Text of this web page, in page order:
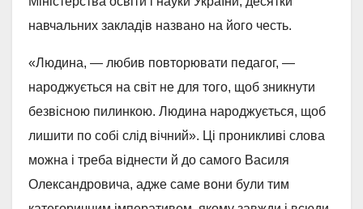
навчальних закладiв названо на його честь.
«Людина, — любив повторювати педагог, —
народжується на світ не для того, щоб зникнути
безвісною пилинкою. Людина народжується, щоб
лишити по собі слід вічний». Ці проникливі слова
можна і треба віднести й до самого Василя
Олександровича, адже саме вони були тим